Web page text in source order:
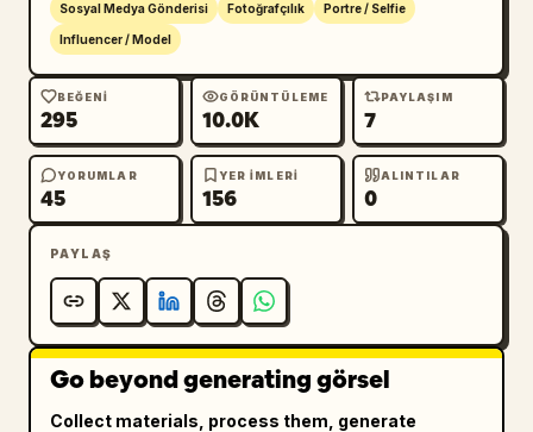
atletik kum saati fiziğinin hassas anatomik
temsili.",
çift ışık kaynağını yansıtan, belirgin karın
ve uzuv hatları. Anatomik hatalara veya
pürüzsüzleştirmeye sıfır tolerans.",
        "constraints": {
          "zero_tolerance": [
            "fazladan uzuv yok",
            "güzelleştirme amaçlı
pürüzsüzleştirme yok",
            "bozuk eklem yok"
          ]
Sosyal Medya Gönderisi Fotoğrafçılık Portre / Selfie
Influencer / Model
BEĞENI
295
GÖRÜNTÜLEME
10.0K
PAYLAŞIM
7
YORUMLAR
45
YER IMLERI
156
ALINTILAR
0
PAYLAŞ
Go beyond generating görsel
Collect materials, process them, generate